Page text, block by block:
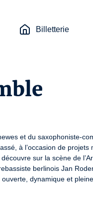
Billetterie
et du saxophoniste-
à l’occasion de projets
sur la scène de
berlinois Jan
dynamique et